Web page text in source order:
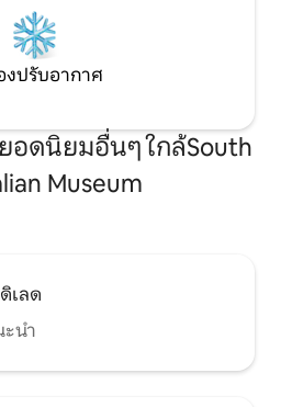
งปรับอากาศ
อดนิยมอื่นๆ ใกล้South
Museum
เลด
นำ